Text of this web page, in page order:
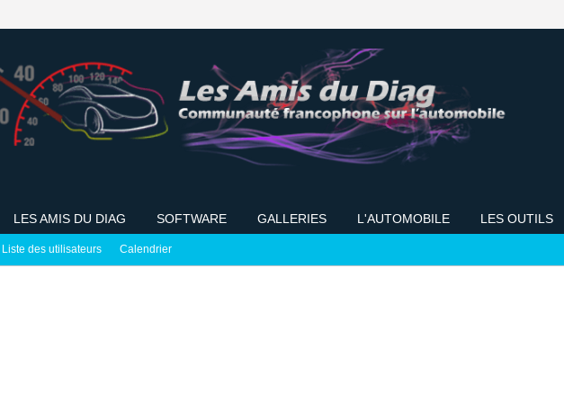
LES AMIS DU DIAG SOFTWARE GALLERIES L'AUTOMOBILE LES OUTILS
Liste des utilisateurs Calendrier